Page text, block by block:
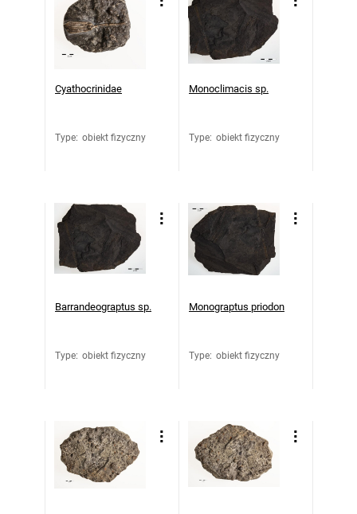
Cyathocrinidae
Type: obiekt fizyczny
Monoclimacis sp.
Type: obiekt fizyczny
Barrandeograptus sp.
Type: obiekt fizyczny
Monograptus priodon
Type: obiekt fizyczny